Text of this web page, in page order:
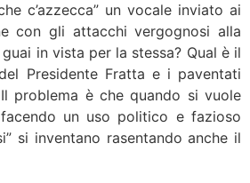
c’azzecca” un vocale inviato ai
con gli attacchi vergognosi alla
in vista per la stessa? Qual è il
Presidente Fratta e i paventati
problema è che quando si vuole
un uso politico e fazioso
si inventano rasentando anche il